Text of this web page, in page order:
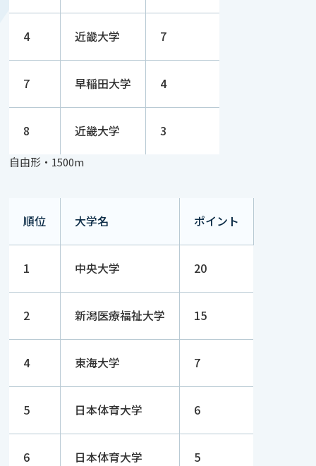
4 近畿大学 7
7 早稲田大学 4
8 近畿大学 3
自由形・1500m
順位 大学名 ポイント
1 中央大学 20
2 新潟医療福祉大学 15
4 東海大学 7
5 日本体育大学 6
6 日本体育大学 5